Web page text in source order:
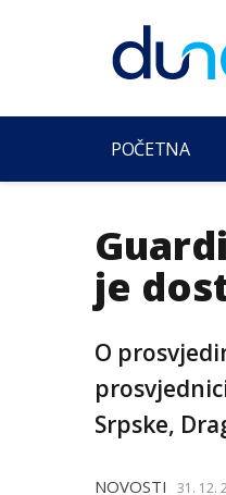
POČETNA
je
O
Srpske,
NOVOSTI 31. 12.